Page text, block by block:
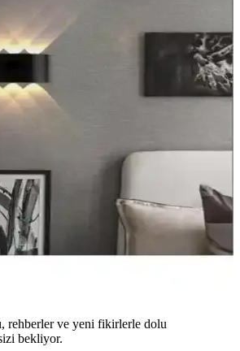
rehberler ve yeni fikirlerle dolu
bekliyor.